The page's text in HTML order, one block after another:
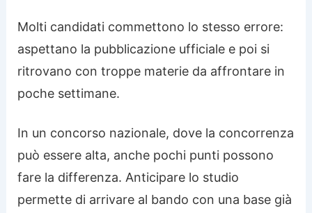
Molti candidati commettono lo stesso errore:
aspettano la pubblicazione ufficiale e poi si
ritrovano con troppe materie da affrontare in
poche settimane.
In un concorso nazionale, dove la concorrenza
può essere alta, anche pochi punti possono
fare la differenza. Anticipare lo studio
permette di arrivare al bando con una base già